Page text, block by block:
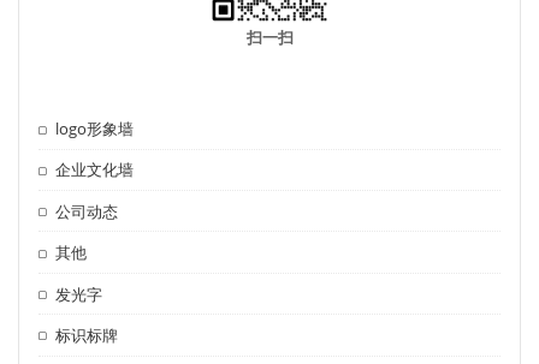
扫一扫
logo形象墙
企业文化墙
公司动态
其他
发光字
标识标牌